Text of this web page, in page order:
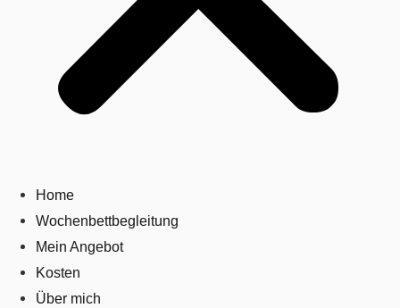
Home
Wochenbettbegleitung
Mein Angebot
Kosten
Über mich